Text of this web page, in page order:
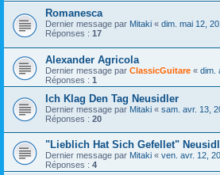
Romanesca
Dernier message par Mitaki « dim. mai 12,
Réponses : 17
Alexander Agricola
Dernier message par ClassicGuitare « dim.
Réponses : 1
Ich Klag Den Tag Neusidler
Dernier message par Mitaki « sam. avr. 13,
Réponses : 20
"Lieblich Hat Sich Gefellet"
Dernier message par Mitaki « ven. avr. 12,
Réponses : 4